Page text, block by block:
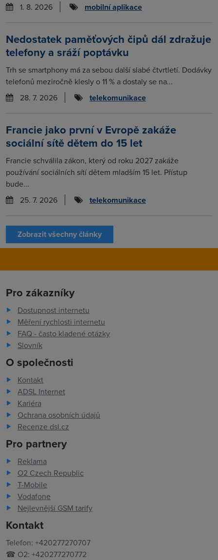
1. 8. 2026
mobilní aplikace
Nedostatek paměťových čipů dál zdražuje
telefony a sráží poptávku
Trh se smartphony má za sebou další slabé čtvrtletí. Dodávky
telefonů meziročně klesly o 11 % a dostaly se na...
28. 7. 2026
telekomunikace
Francie jako první v Evropě zakáže
sociální sítě dětem do 15 let
Francie schválila zákon, který od roku 2027 zakáže
používání sociálních sítí dětem mladším 15 let. Přístup
bude...
25. 7. 2026
telekomunikace
Zobrazit všechny články
Pro zákazníky
Dostupnost internetu
Měření rychlosti internetu
FAQ - často kladené otázky
Slovník
O společnosti
Kontakt
ADSL Internet
Kariéra
Ochrana osobních údajů
Recenze dsl.cz
Pro partnery
Reklama
O2 Czech Republic
T-Mobile
Vodafone
Nejlevnější GSM tarify
Kontakt
Telefon: +420277270707
☎ O2: +420277270772